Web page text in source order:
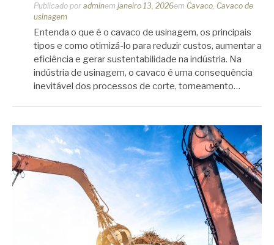
Publicado por adminem janeiro 13, 2026em Cavaco Cavaco de
usinagem
Entenda o que é o cavaco de usinagem, os principais
tipos e como otimizá-lo para reduzir custos, aumentar a
eficiência e gerar sustentabilidade na indústria. Na
indústria de usinagem, o cavaco é uma consequência
inevitável dos processos de corte, torneamento…